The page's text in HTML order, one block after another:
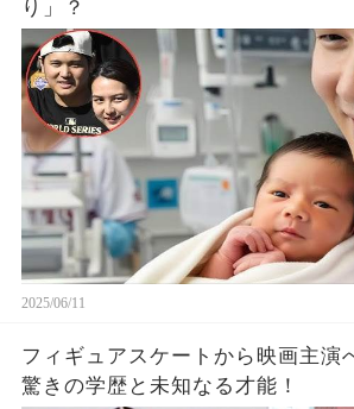
り」？
2025/06/11
フィギュアスケートから映画主演
驚きの学歴と未知なる才能！